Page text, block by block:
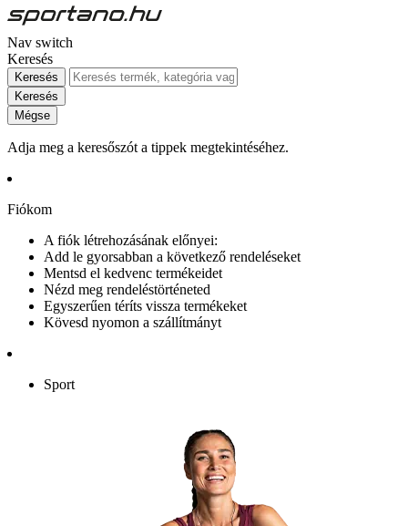
Nav switch
Keresés
Keresés
Keresés
Mégse
Adja meg a keresőszót a tippek megtekintéséhez.
Fiókom
A fiók létrehozásának előnyei:
Add le gyorsabban a következő rendeléseket
Mentsd el kedvenc termékeidet
Nézd meg rendeléstörténeted
Egyszerűen téríts vissza termékeket
Kövesd nyomon a szállítmányt
Sport